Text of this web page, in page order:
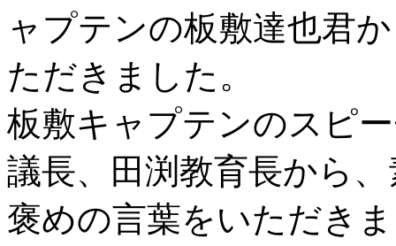
ャプテンの板敷達也君
ただきました。
板敷キャプテンのスピ
議長、田渕教育長から
褒めの言葉をいただき